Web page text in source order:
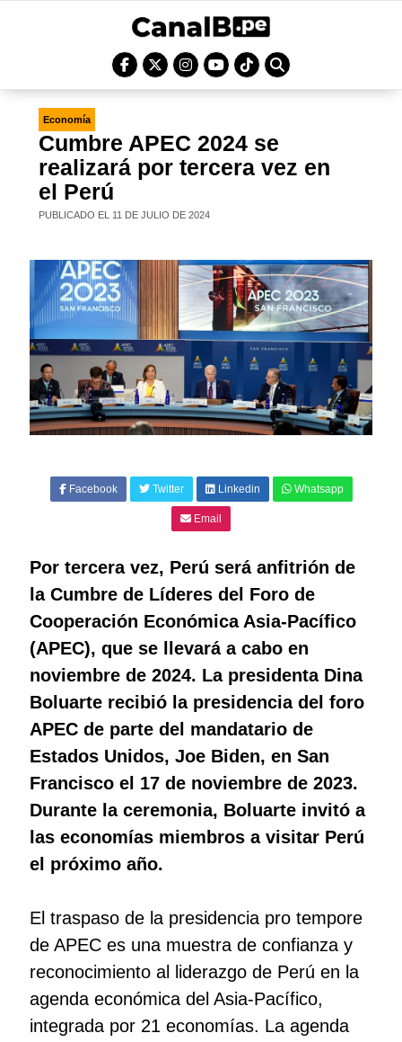
Economía
Cumbre APEC 2024 se
realizará por tercera vez en
el Perú
PUBLICADO EL 11 DE JULIO DE 2024
Facebook Twitter Linkedin Whatsapp
Email
Por tercera vez, Perú será anfitrión de
la Cumbre de Líderes del Foro de
Cooperación Económica Asia-Pacífico
(APEC), que se llevará a cabo en
noviembre de 2024. La presidenta Dina
Boluarte recibió la presidencia del foro
APEC de parte del mandatario de
Estados Unidos, Joe Biden, en San
Francisco el 17 de noviembre de 2023.
Durante la ceremonia, Boluarte invitó a
las economías miembros a visitar Perú
el próximo año.
El traspaso de la presidencia pro tempore
de APEC es una muestra de confianza y
reconocimiento al liderazgo de Perú en la
agenda económica del Asia-Pacífico,
integrada por 21 economías. La agenda